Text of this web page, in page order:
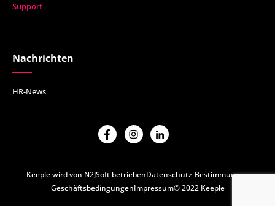
Support
Nachrichten
HR-News
Keeple wird von N2JSoft betriebenDatenschutz-Bestimmungen
GeschäftsbedingungenImpressum© 2022 Keeple